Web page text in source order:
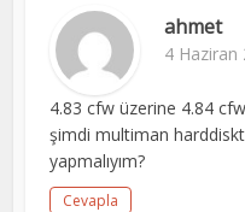
ahmet
4 Haziran
4.83 cfw üzerine 4.84
şimdi multiman
yapmalıyım?
Cevapla